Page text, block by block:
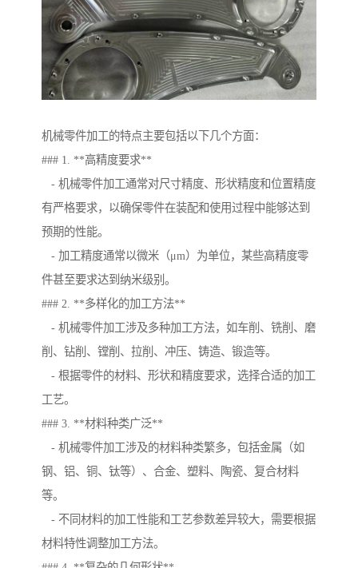
机械零件加工的特点主要包括以下几个方面：
### 1. **高精度要求**
- 机械零件加工通常对尺寸精度、形状精度和位置精度
有严格要求，以确保零件在装配和使用过程中能够达到
预期的性能。
- 加工精度通常以微米（μm）为单位，某些高精度零
件甚至要求达到纳米级别。
### 2. **多样化的加工方法**
- 机械零件加工涉及多种加工方法，如车削、铣削、磨
削、钻削、镗削、拉削、冲压、铸造、锻造等。
- 根据零件的材料、形状和精度要求，选择合适的加工
工艺。
### 3. **材料种类广泛**
- 机械零件加工涉及的材料种类繁多，包括金属（如
钢、铝、铜、钛等）、合金、塑料、陶瓷、复合材料
等。
- 不同材料的加工性能和工艺参数差异较大，需要根据
材料特性调整加工方法。